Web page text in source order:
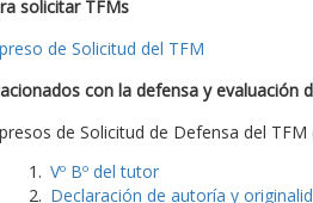
solicitar TFMs
de Solicitud del TFM
con la defensa y evaluación
de Solicitud de Defensa del
Vº Bº del tutor
Declaración de autoría y